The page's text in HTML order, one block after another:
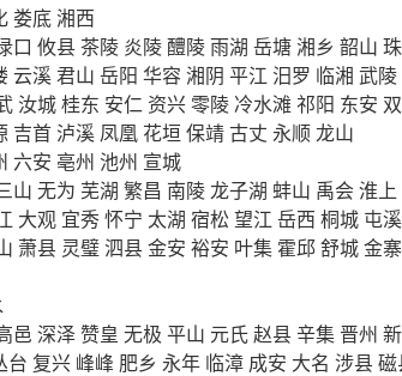
娄底湘西
口 攸县茶陵 炎陵醴陵雨湖 岳塘湘乡 韶山
云溪君山 岳阳 华容湘阴 平江 汨罗 临湘 武陵
汝城桂东 安仁 资兴零陵 冷水滩 祁阳 东安
吉首 泸溪 凤凰 花垣保靖古丈 永顺龙山
六安 亳州 池州 宣城
山 无为 芜湖 繁昌 南陵龙子湖 蚌山 禹会淮上
大观 宜秀怀宁 太湖 宿松 望江 岳西 桐城 屯溪
萧县 灵璧泗县金安 裕安 叶集 霍邱舒城金寨
邑 深泽 赞皇 无极 平山 元氏赵县辛集 晋州
台 复兴 峰峰 肥乡 永年 临漳 成安 大名 涉县